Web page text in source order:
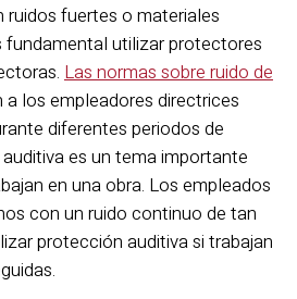
ruidos fuertes o materiales
fundamental utilizar protectores
Las normas sobre ruido de
los empleadores directrices
diferentes periodos de
es un tema importante
en una obra. Los empleados
con un ruido continuo de tan
protección auditiva si trabajan